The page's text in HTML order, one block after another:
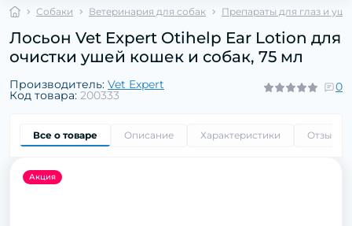
Собаки Ветеринария для собак Препараты для глаз и
Лосьон Vet Expert Otihelp Ear Lotion для
очистки ушей кошек и собак, 75 мл
Производитель: Vet Expert
Код товара: 200333
0
Все о товаре Описание Характеристики Отзывы
Акция